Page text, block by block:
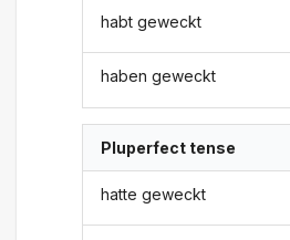
habt geweckt
haben geweckt
Pluperfect tense
hatte geweckt